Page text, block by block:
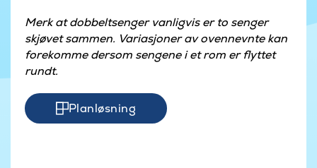
Merk at dobbeltsenger vanligvis er to senger
skjøvet sammen. Variasjoner av ovennevnte kan
forekomme dersom sengene i et rom er flyttet
rundt.
Planløsning